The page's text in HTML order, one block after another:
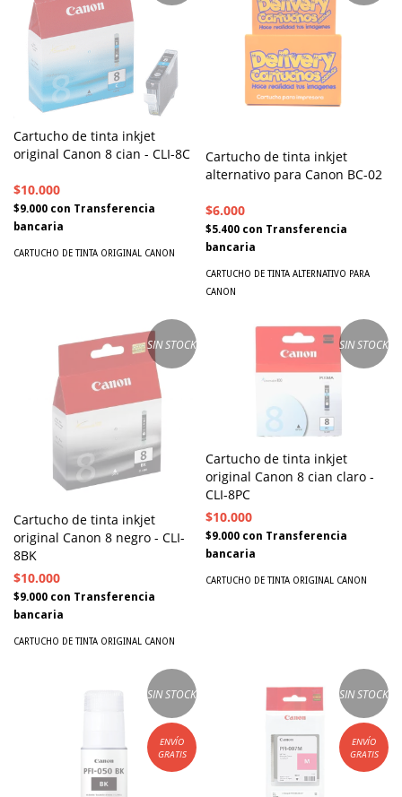
Cartucho de tinta inkjet
original Canon 8 cian - CLI-8C
$10.000
$9.000 con Transferencia
bancaria
CARTUCHO DE TINTA ORIGINAL CANON
Cartucho de tinta inkjet
alternativo para Canon BC-02
$6.000
$5.400 con Transferencia
bancaria
CARTUCHO DE TINTA ALTERNATIVO PARA
CANON
SIN STOCK
Cartucho de tinta inkjet
original Canon 8 negro - CLI-
8BK
$10.000
$9.000 con Transferencia
bancaria
CARTUCHO DE TINTA ORIGINAL CANON
SIN STOCK
Cartucho de tinta inkjet
original Canon 8 cian claro -
CLI-8PC
$10.000
$9.000 con Transferencia
bancaria
CARTUCHO DE TINTA ORIGINAL CANON
SIN STOCK
ENVÍO
GRATIS
SIN STOCK
ENVÍO
GRATIS